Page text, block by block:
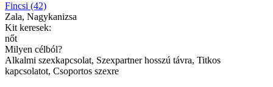
Fincsi (42)
Zala, Nagykanizsa
Kit keresek:
nőt
Milyen célból?
Alkalmi szexkapcsolat, Szexpartner hosszú távra, Titkos
kapcsolatot, Csoportos szexre